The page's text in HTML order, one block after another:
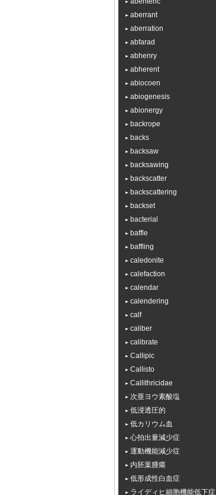
aberrant
aberration
abfarad
abhenry
abherent
abiocoen
abiogenesis
abionergy
backrope
backs
backsaw
backsawing
backscatter
backscattering
backset
bacterial
baffle
baffling
caledonite
calefaction
calendar
calendering
calf
caliber
calibrate
Callipic
Callisto
Callithricidae
次亜ヨウ素酸塩
低浸透圧的
低カリウム血
心拍出量減少症
運動機能減少症
内胚葉腫瘍
低形成性白血症
ライディヒ細胞機能低下症